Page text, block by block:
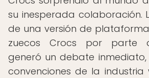
su inesperada colaboración.
de una versión de
zuecos Crocs por parte
generó un debate
convenciones de la industria